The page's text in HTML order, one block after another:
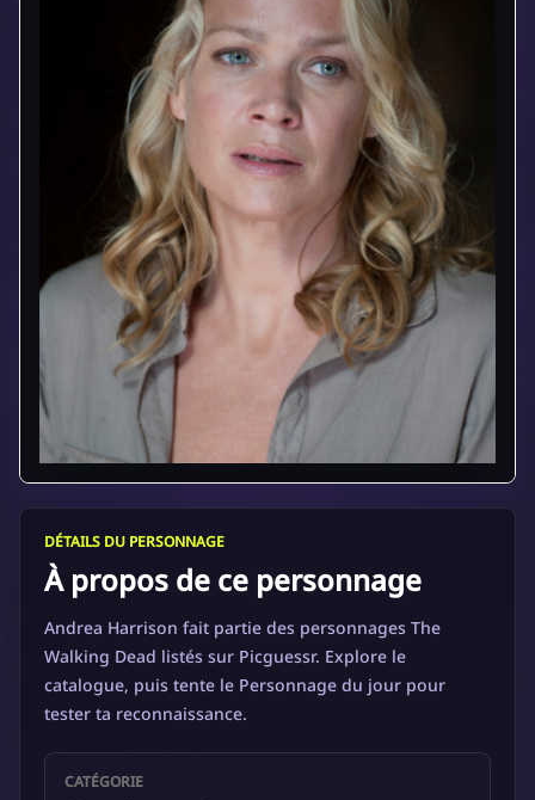
DÉTAILS DU PERSONNAGE
À propos de ce personnage
Andrea Harrison fait partie des personnages The
Walking Dead listés sur Picguessr. Explore le
catalogue, puis tente le Personnage du jour pour
tester ta reconnaissance.
CATÉGORIE